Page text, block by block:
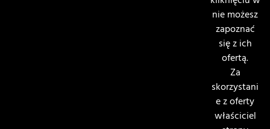
nie możesz
zapoznać
się z ich
ofertą.
Za
skorzystani
e z oferty
właściciel